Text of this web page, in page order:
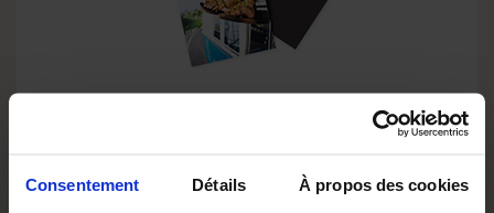
Consentement Détails À propos des cookies